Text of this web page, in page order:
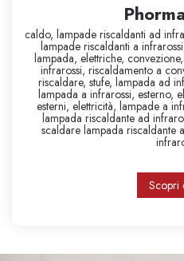
caldo, lampade riscaldanti ad
lampade riscaldanti a
lampada, elettriche, convezione,
infrarossi, riscaldamento a
riscaldare, stufe, lampada ad
lampada a infrarossi, esterno,
esterni, elettricità, lampade a
lampada riscaldante ad
scaldare lampada riscaldante
Scopri